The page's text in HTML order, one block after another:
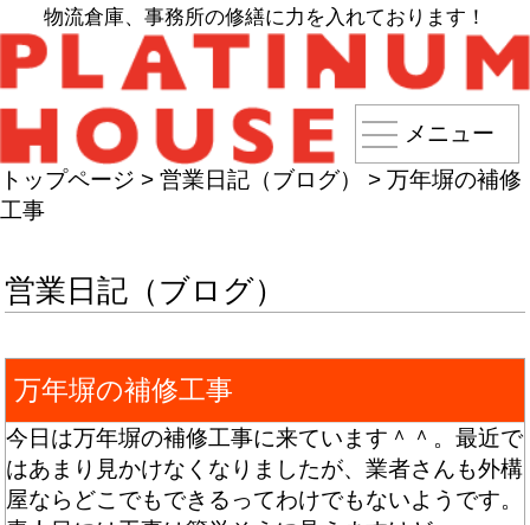
物流倉庫、事務所の修繕に力を入れております！
メニュー
トップページ > 営業日記（ブログ） > 万年塀の補修
工事
営業日記（ブログ）
万年塀の補修工事
今日は万年塀の補修工事に来ています＾＾。最近で
はあまり見かけなくなりましたが、業者さんも外構
屋ならどこでもできるってわけでもないようです。